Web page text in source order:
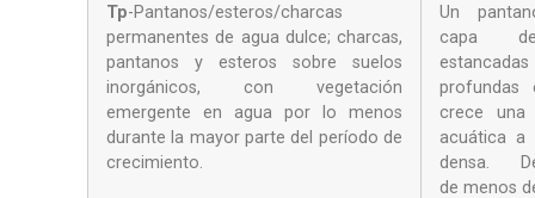
Tp-Pantanos/esteros/charcas
permanentes de agua dulce; charcas,
pantanos y esteros sobre suelos
inorgánicos, con vegetación
emergente en agua por lo menos
durante la mayor parte del período de
crecimiento.
Un
capa
crece una
acuática a
densa.
de menos